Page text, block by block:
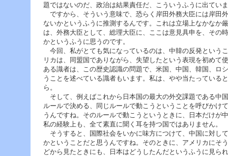
題ではないのだ、政治は結果責任だ、こういうふうに出てい
ですから、そういう意味で、恐らく岸田外務大臣には岸田
ないかというふうに推測するんです。これは立場上なかなか
は、外務大臣として、総理大臣に、ここは意見具申を、その
かというふうに思うのです。
今回、私がとても気になっているのは、中韓の反発という
リカは、同盟国でありながら、失望したという表現を初めて
ある識者は、この歴史認識の問題で、米国、中国、韓国、ロ
うことを述べている識者もいます。私は、やや当たっている
ら。
そして、例えばこれから日本国の最大の外交課題である中
ルールで決める、同じルールで動こうということを呼びかけ
うんですね。そのルールで動こうというときに、日本だけが
私の経験上も、全て素直に聞く耳を持つ国ではありません。
そうすると、国際社会をいかに味方につけて、中国に対し
かということだと思うんですね。そのときに、アメリカにそ
どから見たときにも、日本はどうしたんだというふうに見ら